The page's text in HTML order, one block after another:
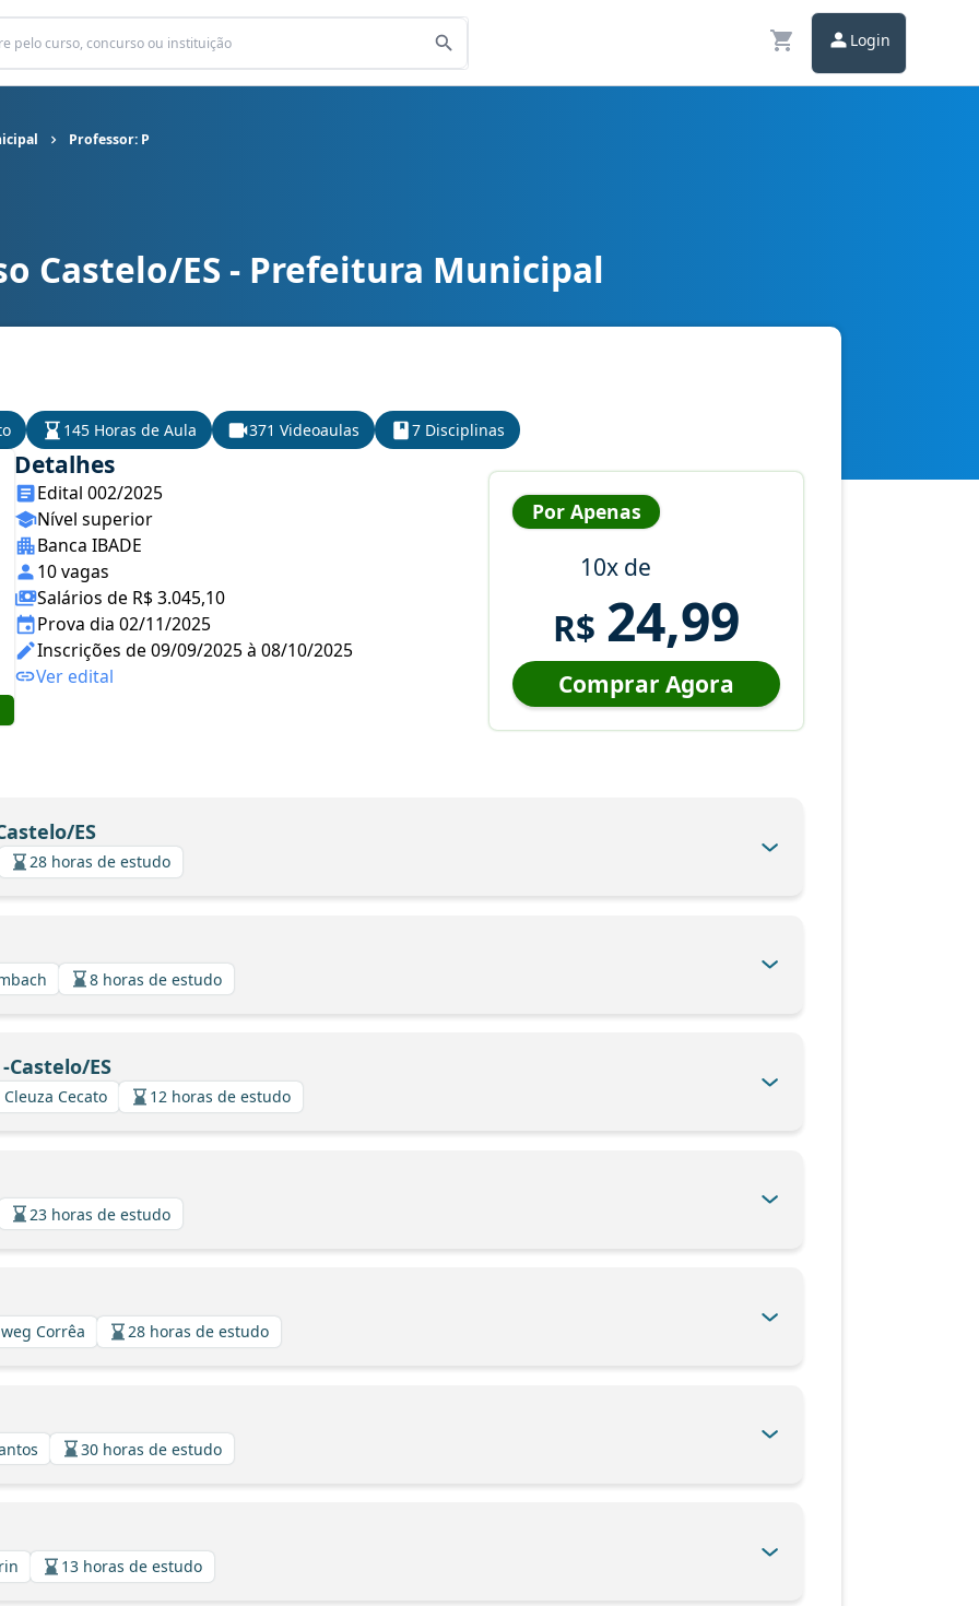
Login
Professor: P
cargo Professor: P
Castelo/ES - Prefeitura Municipal
145 Horas de Aula 371 Videoaulas 7 Disciplinas
Detalhes
Edital 002/2025
Nível superior
Banca IBADE
10 vagas
Salários de R$ 3.045,10
Prova dia 02/11/2025
Inscrições de 09/09/2025 à 08/10/2025
Ver edital
Por Apenas
10x de
R$ 24,99
Comprar Agora
ES
28 horas de estudo
8 horas de estudo
ES
Cecato 12 horas de estudo
23 horas de estudo
Corrêa 28 horas de estudo
30 horas de estudo
13 horas de estudo